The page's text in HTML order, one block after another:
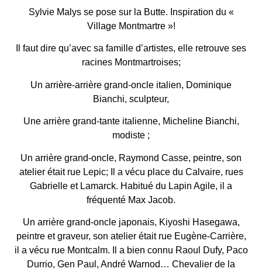
Sylvie Malys se pose sur la Butte. Inspiration du «
Village Montmartre »!
Il faut dire qu’avec sa famille d’artistes, elle retrouve ses
racines Montmartroises;
Un arrière-arrière grand-oncle italien, Dominique
Bianchi, sculpteur,
Une arrière grand-tante italienne, Micheline Bianchi,
modiste ;
Un arrière grand-oncle, Raymond Casse, peintre, son
atelier était rue Lepic; Il a vécu place du Calvaire, rues
Gabrielle et Lamarck. Habitué du Lapin Agile, il a
fréquenté Max Jacob.
Un arrière grand-oncle japonais, Kiyoshi Hasegawa,
peintre et graveur, son atelier était rue Eugène-Carrière,
il a vécu rue Montcalm. Il a bien connu Raoul Dufy, Paco
Durrio, Gen Paul, André Warnod… Chevalier de la